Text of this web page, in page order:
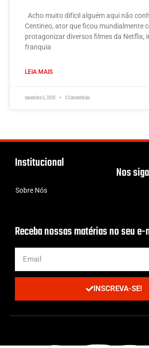
Acho muito difícil alguém aqui não
Centineo, ator que ficou mundialmente
protagonizar diversos filmes da Netflix,
franquia
LEIA MAIS
novembro 5, 2020 3 Comentários
Institucional
Sobre Nós
Nos
Receba nossas matérias no seu
INSCREVA-SE!